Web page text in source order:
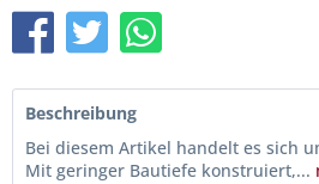
Beschreibung
Bei diesem Artikel handelt es sich
Mit geringer Bautiefe konstruiert,...